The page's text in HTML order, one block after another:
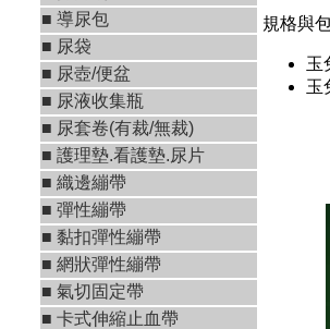
■ 導尿包
■ 尿袋
■ 尿壺/便盆
■ 尿液收集瓶
■ 尿套卷(有裁/無裁)
■ 護理墊.看護墊.尿片
■ 織邊繃帶
■ 彈性繃帶
■ 黏扣彈性繃帶
■ 網狀彈性繃帶
■ 氣切固定帶
■ 卡式伸縮止血帶
規格與
玉
玉